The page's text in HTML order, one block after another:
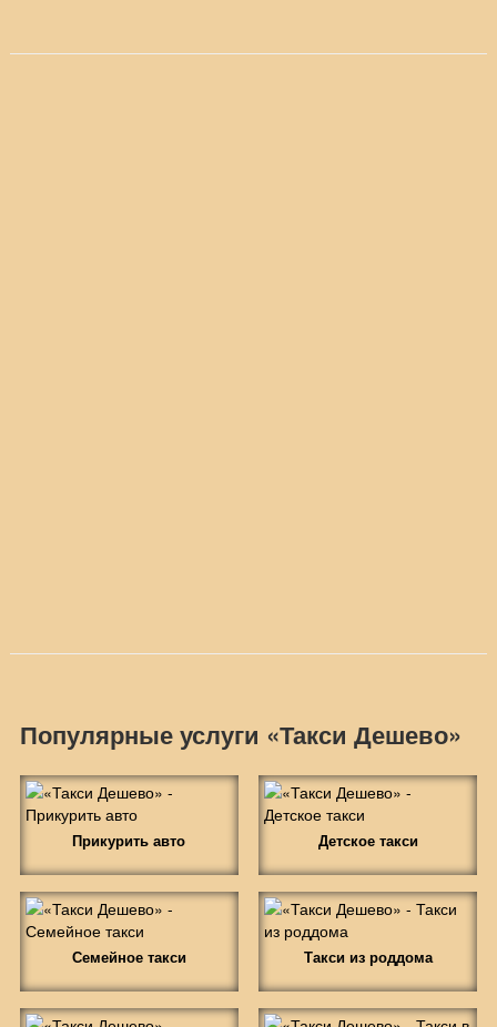
Популярные услуги «Такси Дешево»
Прикурить авто Детское такси
Семейное такси Такси из роддома